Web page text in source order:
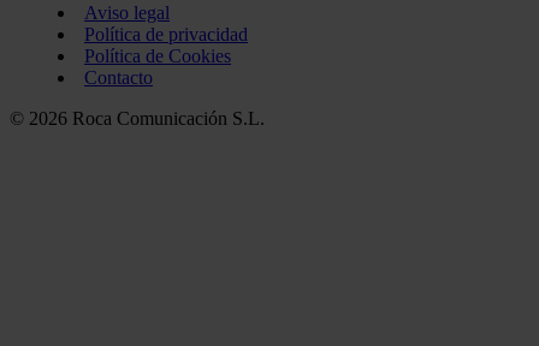
Aviso legal
Política de privacidad
Política de Cookies
Contacto
© 2026 Roca Comunicación S.L.